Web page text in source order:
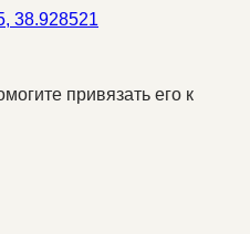
38.928521
привязать его к